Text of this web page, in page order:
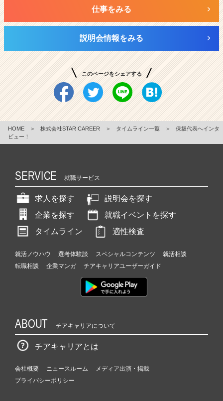
仕事をみる
説明会情報をみる
このページをシェアする
HOME ＞ 株式会社STAR CAREER ＞ タイムライン一覧 ＞
保坂代表へインタ
ビュー！
SERVICE 就職サービス
求人を探す
説明会を探す
企業を探す
就職イベントを探す
タイムライン
適性検査
就活ノウハウ 選考体験談 スペシャルコンテンツ
就活相談
転職相談
企業マンガ チアキャリアユーザーガイド
ABOUT チアキャリアについて
チアキャリアとは
会社概要 ニュースルーム
メディア出演・掲載
プライバシーポリシー